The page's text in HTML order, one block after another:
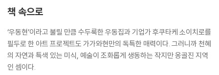
다카마쓰 야시마지 / 160
빨간 등대와 나이 든 사진사의 추억
다카마쓰 세토시루베 / 168
바다의 신을 향한 1,368개의 계단
책 속으로
‘우동현’이라고 불릴 만큼 수두룩한 우동집과 기업가 후쿠타케 소이치로를
필두로 한 아트 프로젝트도 가가와현만의 독특한 매력이다. 그러니까 천혜
의 자연과 특색 있는 미식, 예술이 조화롭게 생동하는 작지만 옹골진 지역
인 셈이다.